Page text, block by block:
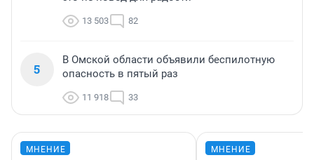
13 503 82
5
В Омской области объявили беспилотную
опасность в пятый раз
11 918 33
МНЕНИЕ МНЕНИЕ